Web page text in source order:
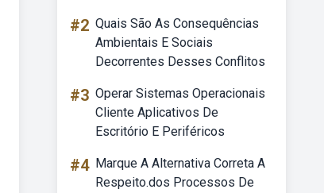
#2 Quais São As Consequências
Ambientais E Sociais
Decorrentes Desses Conflitos
#3 Operar Sistemas Operacionais
Cliente Aplicativos De
Escritório E Periféricos
#4 Marque A Alternativa Correta A
Respeito.dos Processos De